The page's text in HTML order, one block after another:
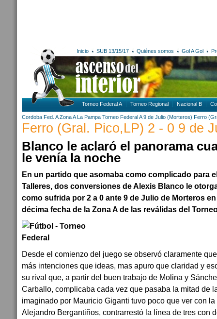
Inicio SUB 13/15/17 Quiénes somos Gol A Gol
Torneo Federal A Torneo Regional Nacional B
Cordoba Fed. A Zona A La Pampa Torneo Federal A 9 de Julio (Morteros) Ferro
Ferro (Gral. Pico,LP) 2 - 0 9 de
Blanco le aclaró el panorama
le venía la noche
En un partido que asomaba como complicado para
Talleres, dos conversiones de Alexis Blanco le
como sufrida por 2 a 0 ante 9 de Julio de Morteros
décima fecha de la Zona A de las reválidas del
Desde el comienzo del juego se observó claramente
más intenciones que ideas, mas apuro que claridad y
su rival que, a partir del buen trabajo de Molina y
Carballo, complicaba cada vez que pasaba la mitad de
imaginado por Mauricio Giganti tuvo poco que ver con
Alejandro Bergantiños, contrarrestó la línea de tres con